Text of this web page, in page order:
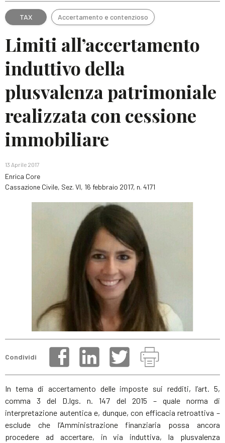
TAX Accertamento e contenzioso
Limiti all’accertamento
induttivo della
plusvalenza patrimoniale
realizzata con cessione
immobiliare
13 Aprile 2017
Enrica Core
Cassazione Civile, Sez. VI, 16 febbraio 2017, n. 4171
Condividi
In tema di accertamento delle imposte sui redditi, l’art. 5,
comma 3 del D.lgs. n. 147 del 2015 – quale norma di
interpretazione autentica e, dunque, con efficacia retroattiva –
esclude che l’Amministrazione finanziaria possa ancora
procedere ad accertare, in via induttiva, la plusvalenza